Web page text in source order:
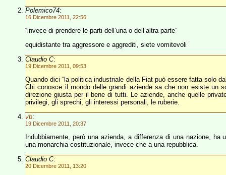
Polemico74:
16 Dicembre 2011, 22:56
“invece di prendere le parti dell’una o dell’altra parte”
equidistante tra aggressore e aggrediti, siete vomitevoli
Claudio C:
19 Dicembre 2011, 09:53
Quando dici “la politica industriale della Fiat può essere fatta solo
Chi conosce il mondo delle grandi aziende sa che non esiste un
direzione giusta per il bene di tutti. Le aziende, anche quelle
privilegi, gli sprechi, gli interessi personali, le ruberie.
vb:
19 Dicembre 2011, 20:37
Indubbiamente, però una azienda, a differenza di una nazione,
una monarchia costituzionale, invece che a una repubblica.
Claudio C:
20 Dicembre 2011, 13:20